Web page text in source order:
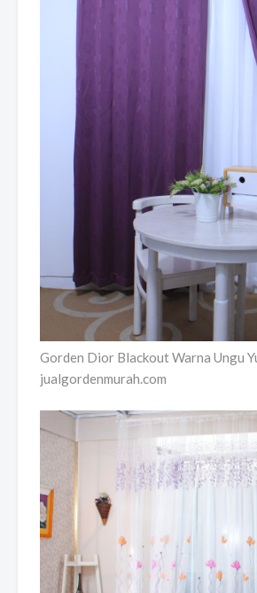
Gorden Dior Blackout Warna Ungu
jualgordenmurah.com